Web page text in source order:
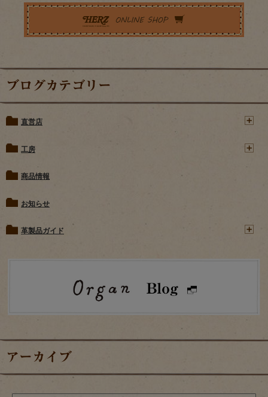
ブログカテゴリー
直営店
工房
商品情報
お知らせ
革製品ガイド
アーカイブ